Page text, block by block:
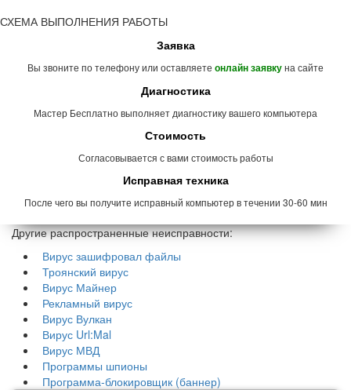
СХЕМА ВЫПОЛНЕНИЯ РАБОТЫ
Заявка
Вы звоните по телефону или оставляете онлайн заявкуна сайте
Диагностика
Мастер Бесплатно выполняет диагностику вашего компьютера
Стоимость
Согласовывается с вами стоимость работы
Исправная техника
После чего вы получите исправный компьютер в течении 30-60 мин
Другие распространенные неисправности:
Вирус зашифровал файлы
Троянский вирус
Вирус Майнер
Рекламный вирус
Вирус Вулкан
Вирус Url:Mal
Вирус МВД
Программы шпионы
Программа-блокировщик (баннер)